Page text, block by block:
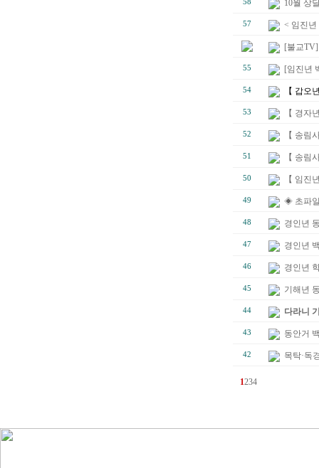
58 10월 상
57 < 임진년
[불교
55 [임진년
54 【 갑오
53 【 경자
52 【 송림
51 【 송림
50 【 임진
49 ◈ 초파
48 경인년
47 경인년
46 경인년
45 기해년
44 다라니
43 동안거
42 목탁·독
1234